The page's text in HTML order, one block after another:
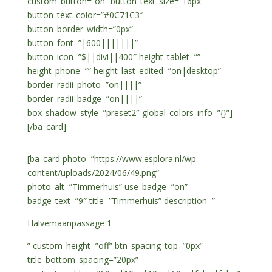
button_text_color=”#0C71C3″
button_border_width=”0px”
button_font=”|600|||||||”
button_icon=”$||divi||400″ height_tablet=””
height_phone=”” height_last_edited=”on|desktop”
border_radii_photo=”on||||”
border_radii_badge=”on||||”
box_shadow_style=”preset2″ global_colors_info=”{}”]
[/ba_card]
[ba_card photo=”https://www.esplora.nl/wp-
content/uploads/2024/06/49.png”
photo_alt=”Timmerhuis” use_badge=”on”
badge_text=”9″ title=”Timmerhuis” description=”
Halvemaanpassage 1
” custom_height=”off” btn_spacing_top=”0px”
title_bottom_spacing=”20px”